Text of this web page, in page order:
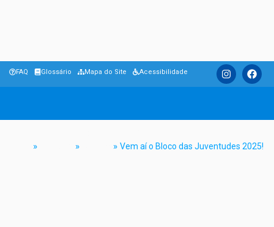
FAQ Glossário Mapa do Site Acessibilidade
» » » Vem aí o Bloco das Juventudes 2025!